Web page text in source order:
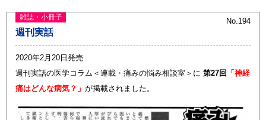
雑誌・小冊子 No.194
週刊実話
2020年2月20日発売
週刊実話の医学コラム＜連載・痛みの悩み相談室＞に 第27回 「神経
痛はどんな病気？」 が掲載されました。